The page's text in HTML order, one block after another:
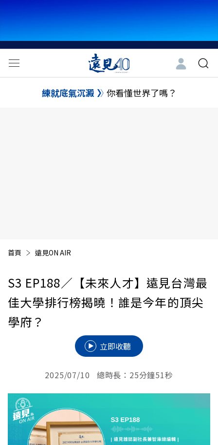
練就底氣沉澱 你看懂世界了嗎？
首頁 遠見ON AIR
S3 EP188／【未來人才】遠見台灣最
佳大學排行榜揭曉！誰是今年的頂尖
學府？
立即收聽
2025/07/10 總時長：25分鐘51秒